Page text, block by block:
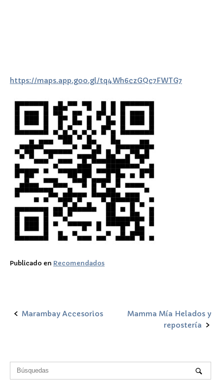
https://maps.app.goo.gl/tq4Wh6czGQc7FWTG7
Publicado en Recomendados
Navegación
entrada
Marambay Accesorios
Mamma Mía Helados y
repostería